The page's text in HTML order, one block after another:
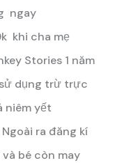
ngay
khi cha mẹ
Stories 1 năm
dụng trừ trực
niêm yết
Ngoài ra đăng kí
bé còn may